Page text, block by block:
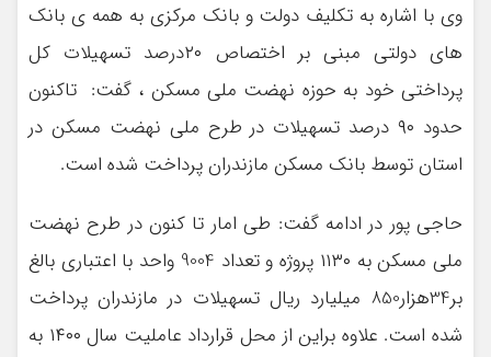
وی با اشاره به تکلیف دولت و بانک مرکزی به همه ی بانک
های دولتی مبنی بر اختصاص ۲۰درصد تسهیلات کل
پرداختی خود به حوزه نهضت ملی مسکن ، گفت: تاکنون
حدود ۹۰ درصد تسهیلات در طرح ملی نهضت مسکن در
استان توسط بانک مسکن مازندران پرداخت شده است.
حاجی پور در ادامه گفت: طی امار تا کنون در طرح نهضت
ملی مسکن به ۱۱۳۰ پروژه و تعداد 9004 واحد با اعتباری بالغ
بر34هزار850 میلیارد ریال تسهیلات در مازندران پرداخت
شده است. علاوه براین از محل قرارداد عاملیت سال ۱۴۰۰ به